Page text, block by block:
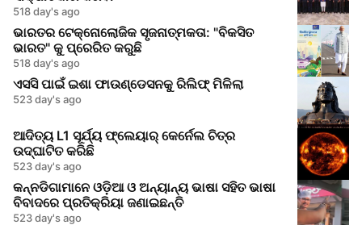
518 day's ago
ଭାରତର ଟେକ୍ନୋଲୋଜିକ ସୃଜନାତ୍ମକତା: "ବିକସିତ
ଭାରତ" କୁ ପ୍ରେରିତ କରୁଛି
518 day's ago
ଏସସି ପାଇଁ ଇଶା ଫାଉଣ୍ଡେସନକୁ ରିଲିଫ୍ ମିଳିଲା
523 day's ago
ଆଦିତ୍ୟ L1 ସୂର୍ଯ୍ୟ ଫ୍ଲେୟାର୍ କେର୍ନେଲ ଚିତ୍ର
ଉଦ୍ଘାଟିତ କରିଛି
523 day's ago
କନ୍ନଡିଗାମାନେ ଓଡ଼ିଆ ଓ ଅନ୍ୟାନ୍ୟ ଭାଷା ସହିତ ଭାଷା
ବିବାଦରେ ପ୍ରତିକ୍ରିୟା ଜଣାଇଛନ୍ତି
523 day's ago